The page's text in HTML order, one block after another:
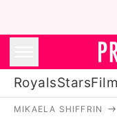
RoyalsStars
MIKAELA SHIFFRIN